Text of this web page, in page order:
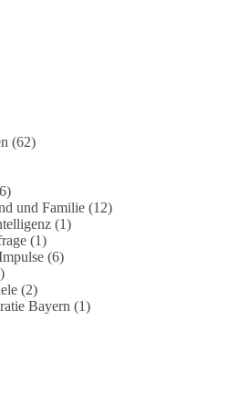
soll Deutschland in Sachen
Verteidigung schreibt im
zum Schutz des Landes
und verteidigungsfähig
Ausrichtung sieht vor, dass
Führungsrolle übernimmt, zur
Europas werden soll und
hinaus aufrüstet.
bei unserer Umfrage mit und sag
(62)
und Familie (12)
(1)
(1)
(6)
(2)
Bayern (1)